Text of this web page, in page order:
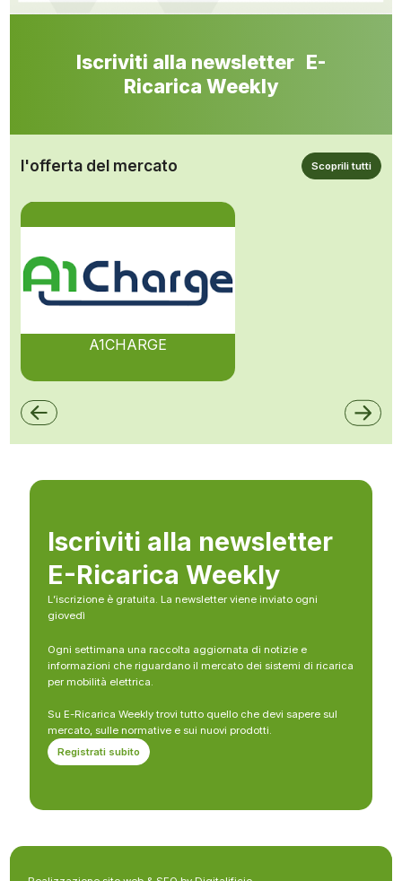
Iscriviti alla newsletter E-
Ricarica Weekly
l'offerta del mercato Scoprili tutti
A1CHARGE
Iscriviti alla newsletter
E-Ricarica Weekly
L’iscrizione è gratuita. La newsletter viene inviato ogni
giovedì
Ogni settimana una raccolta aggiornata di notizie e
informazioni che riguardano il mercato dei sistemi di ricarica
per mobilità elettrica.
Su E-Ricarica Weekly trovi tutto quello che devi sapere sul
mercato, sulle normative e sui nuovi prodotti.
Registrati subito